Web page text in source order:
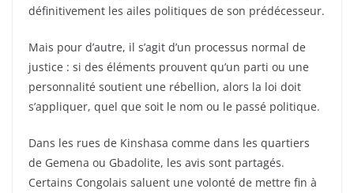
définitivement les ailes politiques de son prédécesseur.
Mais pour d’autre, il s’agit d’un processus normal de
justice : si des éléments prouvent qu’un parti ou une
personnalité soutient une rébellion, alors la loi doit
s’appliquer, quel que soit le nom ou le passé politique.
Dans les rues de Kinshasa comme dans les quartiers
de Gemena ou Gbadolite, les avis sont partagés.
Certains Congolais saluent une volonté de mettre fin à